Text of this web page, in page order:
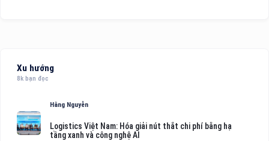
Xu hướng
8k bạn đọc
Hằng Nguyễn
Logistics Việt Nam: Hóa giải nút thắt chi phí bằng hạ
tầng xanh và công nghệ AI